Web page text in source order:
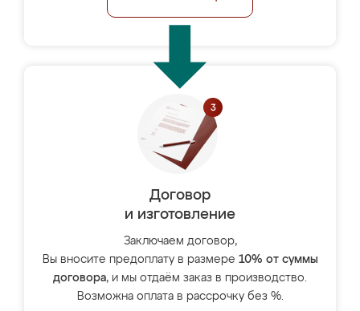
Договор
и изготовление
Заключаем договор,
Вы вносите предоплату в размере 10% от суммы
договора, и мы отдаём заказ в производство.
Возможна оплата в рассрочку без %.